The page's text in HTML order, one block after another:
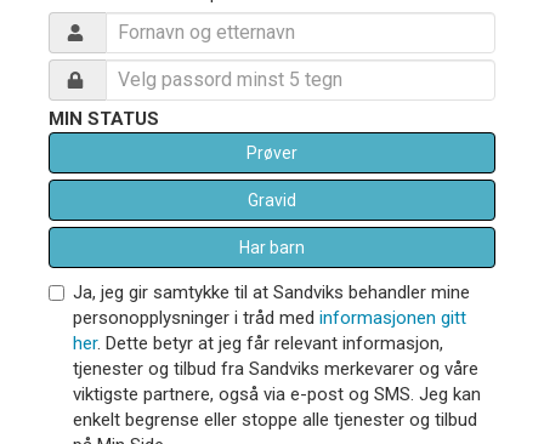
MIN STATUS
Prøver
Gravid
Har barn
Ja, jeg gir samtykke til at Sandviks behandler mine
personopplysninger i tråd med informasjonen gitt
her. Dette betyr at jeg får relevant informasjon,
tjenester og tilbud fra Sandviks merkevarer og våre
viktigste partnere, også via e-post og SMS. Jeg kan
enkelt begrense eller stoppe alle tjenester og tilbud